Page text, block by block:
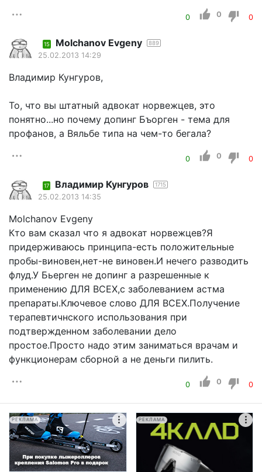
0 0 0
15 Molchanov Evgeny 889
25.02.2013 14:29
Владимир Кунгуров,
То, что вы штатный адвокат норвежцев, это
понятно...но почему допинг Бъорген - тема для
профанов, а Вяльбе типа на чем-то бегала?
0 0 0
17 Владимир Кунгуров 1715
25.02.2013 14:35
Molchanov Evgeny
Кто вам сказал что я адвокат норвежцев?Я
придерживаюсь принципа-есть положительные
пробы-виновен,нет-не виновен.И нечего разводить
флуд.У Бьерген не допинг а разрешенные к
применению ДЛЯ ВСЕХ,с заболеванием астма
препараты.Ключевое слово ДЛЯ ВСЕХ.Получение
терапевтичнского использования при
подтвержденном заболевании дело
простое.Просто надо этим заниматься врачам и
функционерам сборной а не деньги пилить.
0 0 0
РЕКЛАМА РЕКЛАМА